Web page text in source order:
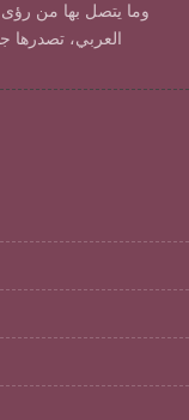
وما يتصل بها من رؤى
العربي، تصدرها